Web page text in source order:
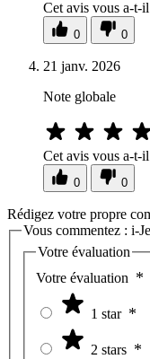
Cet avis vous a-t-
0 0
21 janv. 2026
Note globale
Cet avis vous a-t-
0 0
Rédigez votre propre
Vous commentez : i-
Votre évaluation
Votre évaluation
1 star
2 stars